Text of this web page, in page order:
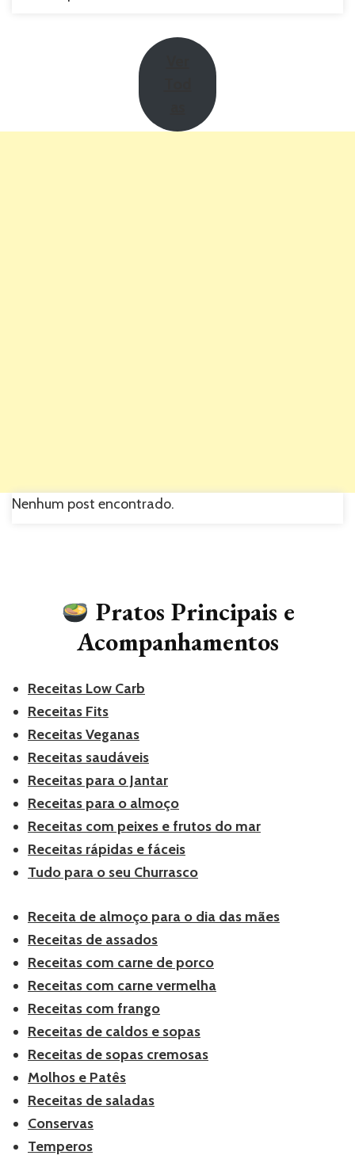
Nenhum post encontrado.
Pratos Principais e
Acompanhamentos
Receitas Low Carb
Receitas Fits
Receitas Veganas
Receitas saudáveis
Receitas para o Jantar
Receitas para o almoço
Receitas com peixes e frutos do mar
Receitas rápidas e fáceis
Tudo para o seu Churrasco
Receita de almoço para o dia das mães
Receitas de assados
Receitas com carne de porco
Receitas com carne vermelha
Receitas com frango
Receitas de caldos e sopas
Receitas de sopas cremosas
Molhos e Patês
Receitas de saladas
Conservas
Temperos